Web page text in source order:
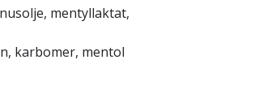
mentyllaktat,
karbomer, mentol